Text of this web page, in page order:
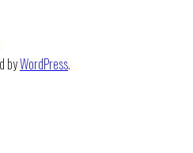
byWordPress.